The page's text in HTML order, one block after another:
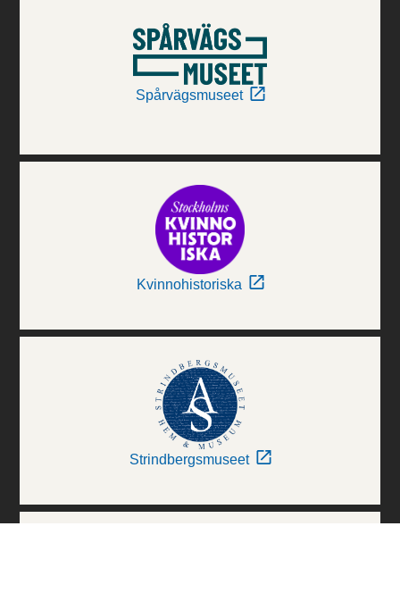
Spårvägsmuseet
Kvinnohistoriska
Strindbergsmuseet